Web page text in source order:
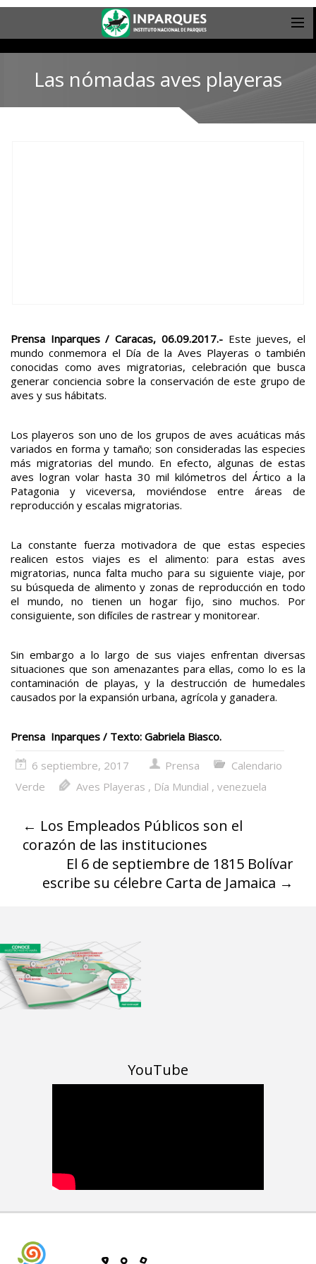
Las nómadas aves playeras
Prensa Inparques / Caracas, 06.09.2017.-Este jueves, el
mundo conmemora el Día de la Aves Playeras o también
conocidas como aves migratorias, celebración que busca
generar conciencia sobre la conservación de este grupo de
aves y sus hábitats.
Los playeros son uno de los grupos de aves acuáticas más
variados en forma y tamaño; son consideradas las especies
más migratorias del mundo. En efecto, algunas de estas
aves logran volar hasta 30 mil kilómetros del Ártico a la
Patagonia y viceversa, moviéndose entre áreas de
reproducción y escalas migratorias.
La constante fuerza motivadora de que estas especies
realicen estos viajes es el alimento: para estas aves
migratorias, nunca falta mucho para su siguiente viaje, por
su búsqueda de alimento y zonas de reproducción en todo
el mundo, no tienen un hogar fijo, sino muchos. Por
consiguiente, son difíciles de rastrear y monitorear.
Sin embargo a lo largo de sus viajes enfrentan diversas
situaciones que son amenazantes para ellas, como lo es la
contaminación de playas, y la destrucción de humedales
causados por la expansión urbana, agrícola y ganadera.
Prensa Inparques / Texto: Gabriela Biasco.
6 septiembre, 2017 Prensa
Calendario
Verde
Aves Playeras , Día Mundial ,venezuela
← Los Empleados Públicos son el
corazón de las instituciones
El 6 de septiembre de 1815 Bolívar
escribe su célebre Carta de Jamaica →
YouTube